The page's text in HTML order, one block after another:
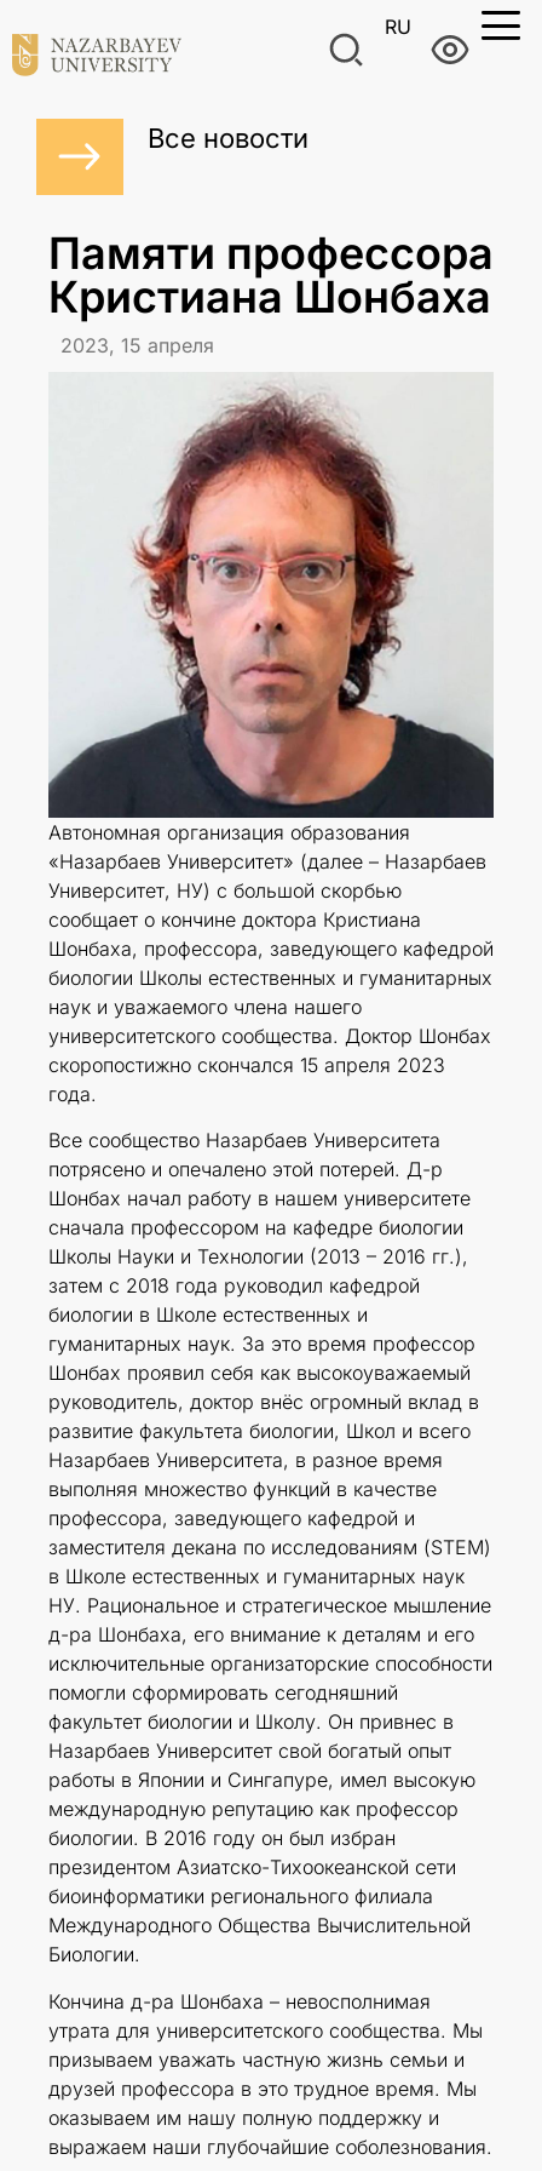
RU
Все новости
Памяти профессора
Кристиана Шонбаха
2023, 15 апреля
Автономная организация образования
«Назарбаев Университет» (далее – Назарбаев
Университет, НУ) c большой скорбью
сообщает о кончине доктора Кристиана
Шонбаха, профессора, заведующего кафедрой
биологии Школы естественных и гуманитарных
наук и уважаемого члена нашего
университетского сообщества. Доктор Шонбах
скоропостижно скончался 15 апреля 2023
года.
Все сообщество Назарбаев Университета
потрясено и опечалено этой потерей. Д-р
Шонбах начал работу в нашем университете
сначала профессором на кафедре биологии
Школы Науки и Технологии (2013 – 2016 гг.),
затем с 2018 года руководил кафедрой
биологии в Школе естественных и
гуманитарных наук. За это время профессор
Шонбах проявил себя как высокоуважаемый
руководитель, доктор внёс огромный вклад в
развитие факультета биологии, Школ и всего
Назарбаев Университета, в разное время
выполняя множество функций в качестве
профессора, заведующего кафедрой и
заместителя декана по исследованиям (STEM)
в Школе естественных и гуманитарных наук
НУ. Рациональное и стратегическое мышление
д-ра Шонбаха, его внимание к деталям и его
исключительные организаторские способности
помогли сформировать сегодняшний
факультет биологии и Школу. Он привнес в
Назарбаев Университет свой богатый опыт
работы в Японии и Сингапуре, имел высокую
международную репутацию как профессор
биологии. В 2016 году он был избран
президентом Азиатско-Тихоокеанской сети
биоинформатики регионального филиала
Международного Общества Вычислительной
Биологии.
Кончина д-ра Шонбаха – невосполнимая
утрата для университетского сообщества. Мы
призываем уважать частную жизнь семьи и
друзей профессора в это трудное время. Мы
оказываем им нашу полную поддержку и
выражаем наши глубочайшие соболезнования.